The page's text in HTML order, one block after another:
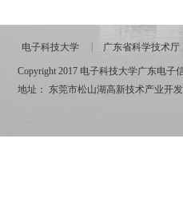
电子科技大学 广东省科学技术厅
Copyright 2017 电子科技大学广东电子
地址： 东莞市松山湖高新技术产业开